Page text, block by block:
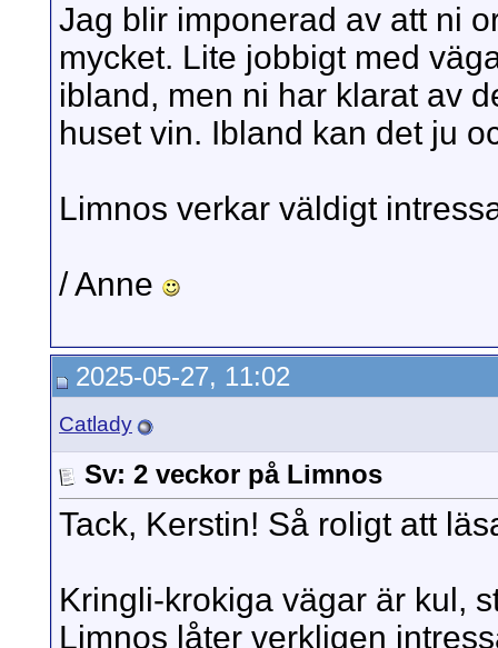
Jag blir imponerad av att ni
mycket. Lite jobbigt med
ibland, men ni har klarat av
huset vin. Ibland kan det ju
Limnos verkar väldigt
/ Anne
2025-05-27, 11:02
Catlady
Sv: 2 veckor på Limnos
Tack, Kerstin! Så roligt att
Kringli-krokiga vägar är kul,
Limnos låter verkligen